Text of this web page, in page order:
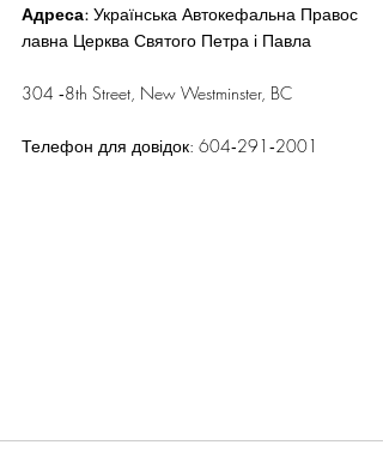
Адреса: Українська Автокефальна Правос
лавна Церква Святого Петра і Павла
304 ‐8th Street, New Westminster, BC
Телефон для довідок: 604‐291‐2001